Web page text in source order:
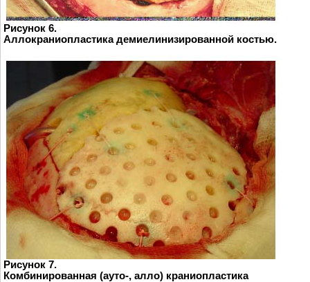
Рисунок 6.
Аллокраниопластика демиелинизированной костью.
Рисунок 7.
Комбинированная (ауто-, алло) краниопластика